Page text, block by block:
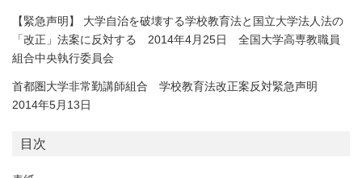
【緊急声明】 大学自治を破壊する学校教育法と国立大学法人法の
「改正」法案に反対する 2014年4月25日 全国大学高専教職員
組合中央執行委員会
首都圏大学非常勤講師組合 学校教育法改正案反対緊急声明
2014年5月13日
目次